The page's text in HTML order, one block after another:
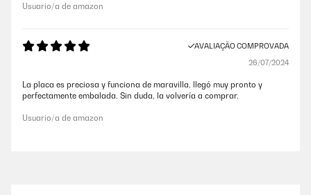
Usuario/a de amazon
AVALIAÇÃO COMPROVADA
26/07/2024
La placa es preciosa y funciona de maravilla, llegó muy pronto y
perfectamente embalada. Sin duda, la volvería a comprar.
Usuario/a de amazon